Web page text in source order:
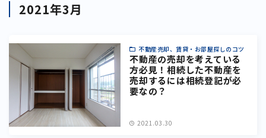
2021年3月
不動産売却、賃貸・お部屋探しのコツ
不動産の売却を考えている
方必見！相続した不動産を
売却するには相続登記が必
要なの？
2021.03.30